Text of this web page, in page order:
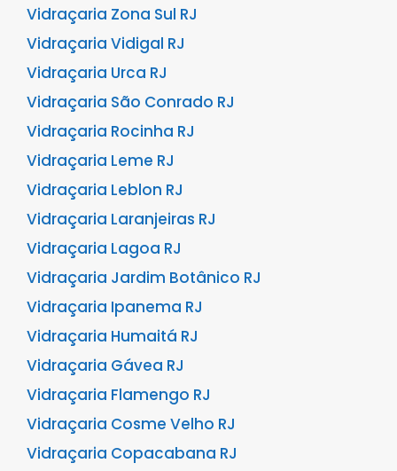
Vidraçaria Zona Sul RJ
Vidraçaria Vidigal RJ
Vidraçaria Urca RJ
Vidraçaria São Conrado RJ
Vidraçaria Rocinha RJ
Vidraçaria Leme RJ
Vidraçaria Leblon RJ
Vidraçaria Laranjeiras RJ
Vidraçaria Lagoa RJ
Vidraçaria Jardim Botânico RJ
Vidraçaria Ipanema RJ
Vidraçaria Humaitá RJ
Vidraçaria Gávea RJ
Vidraçaria Flamengo RJ
Vidraçaria Cosme Velho RJ
Vidraçaria Copacabana RJ